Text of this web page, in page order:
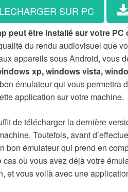
SUR PC
peut être installé sur votre PC
du rendu audiovisuel que
appareils sous Android, vous
xp, windows vista,
émulateur qui vous permettra
application sur votre machine.
de télécharger la dernière
Toutefois, avant
bon émulateur qui prend en
où vous avez déjà votre
et vous voilà avec une